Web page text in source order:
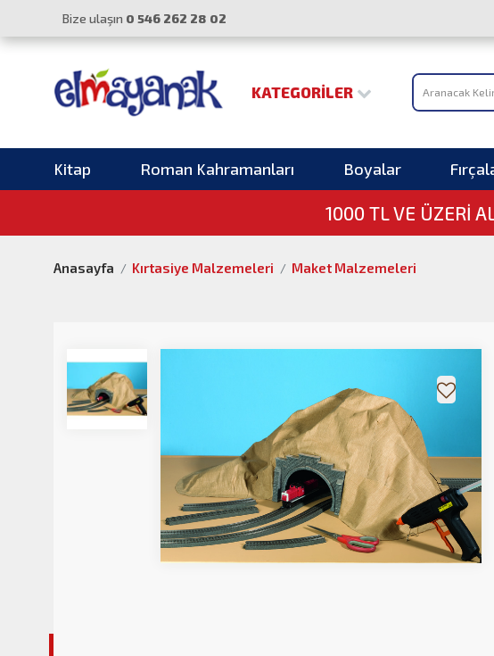
Bize ulaşın 0 546 262 28 02
KATEGORILER
Kitap Roman Kahramanları Boyalar
1000 TL VE ÜZERI
Anasayfa Kırtasiye Malzemeleri Maket Malzemeleri